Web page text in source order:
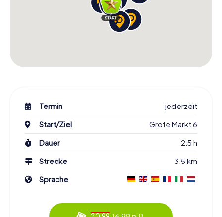
Termin
jederzeit
Start/Ziel
Grote Markt 6
Dauer
2.5 h
Strecke
3.5 km
Sprache